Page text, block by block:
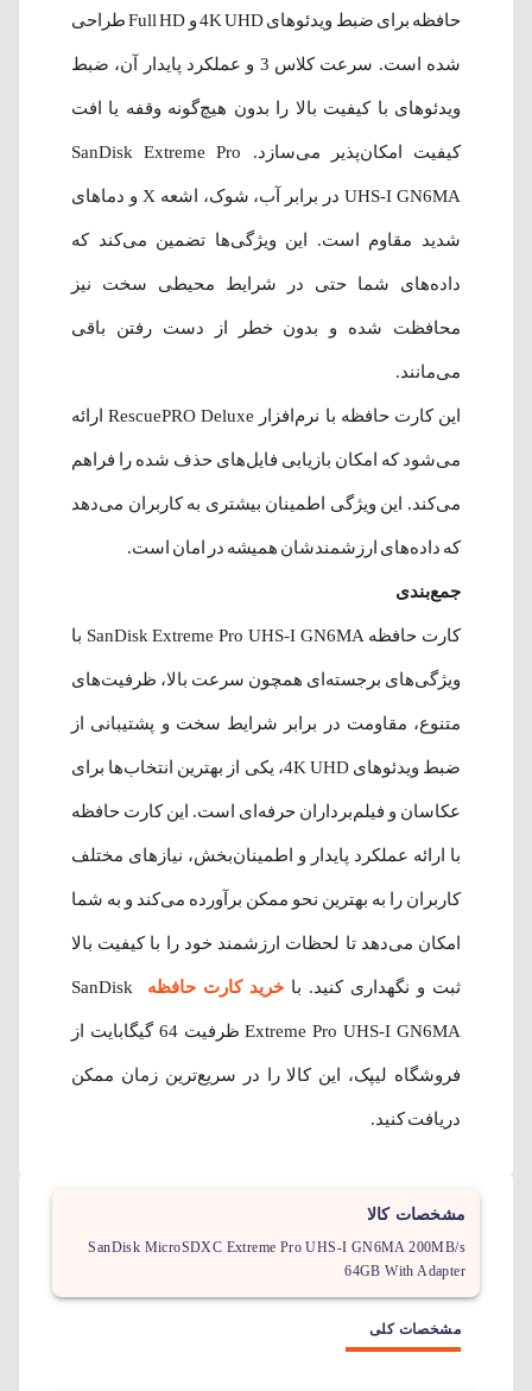
حافظه برای ضبط ویدئوهای 4K UHD و Full HD طراحی
شده است. سرعت کلاس 3 و عملکرد پایدار آن، ضبط
ویدئوهای با کیفیت بالا را بدون هیچ‌گونه وقفه یا افت
کیفیت امکان‌پذیر می‌سازد. SanDisk Extreme Pro
UHS-I GN6MA در برابر آب، شوک، اشعه X و دماهای
شدید مقاوم است. این ویژگی‌ها تضمین می‌کند که
داده‌های شما حتی در شرایط محیطی سخت نیز
محافظت شده و بدون خطر از دست رفتن باقی
می‌مانند.
این کارت حافظه با نرم‌افزار RescuePRO Deluxe ارائه
می‌شود که امکان بازیابی فایل‌های حذف شده را فراهم
می‌کند. این ویژگی اطمینان بیشتری به کاربران می‌دهد
که داده‌های ارزشمندشان همیشه در امان است.
جمع‌بندی
کارت حافظه SanDisk Extreme Pro UHS-I GN6MA با
ویژگی‌های برجسته‌ای همچون سرعت بالا، ظرفیت‌های
متنوع، مقاومت در برابر شرایط سخت و پشتیبانی از
ضبط ویدئوهای 4K UHD، یکی از بهترین انتخاب‌ها برای
عکاسان و فیلم‌برداران حرفه‌ای است. این کارت حافظه
با ارائه عملکرد پایدار و اطمینان‌بخش، نیازهای مختلف
کاربران را به بهترین نحو ممکن برآورده می‌کند و به شما
امکان می‌دهد تا لحظات ارزشمند خود را با کیفیت بالا
ثبت و نگهداری کنید. با خرید کارت حافظه SanDisk
Extreme Pro UHS-I GN6MA ظرفیت 64 گیگابایت از
فروشگاه لیپک، این کالا را در سریع‌ترین زمان ممکن
دریافت کنید.
مشخصات کالا
SanDisk MicroSDXC Extreme Pro UHS-I GN6MA 200MB/s
64GB With Adapter
مشخصات کلی